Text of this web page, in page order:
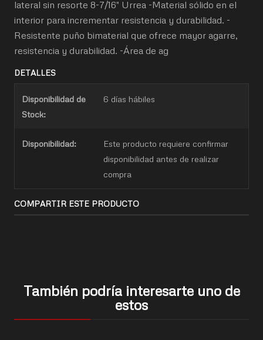
lateral sin resorte 8-7/16" Urrea -Material sólido en el
interior para incrementar resistencia y durabilidad. -
Resistente puño bimaterial que ofrece mayor agarre,
resistencia y durabilidad. -Área de ag
DETALLES
Disponibilidad de
Stock:
6 días hábiles
Disponibilidad:
Este producto requiere confirmar
disponibilidad antes de realizar
compra
COMPARTIR ESTE PRODUCTO
También podría interesarte uno de
estos